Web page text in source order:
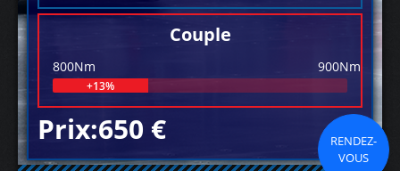
Couple
800Nm 900Nm
+13%
Prix:650 €
RENDEZ-
VOUS